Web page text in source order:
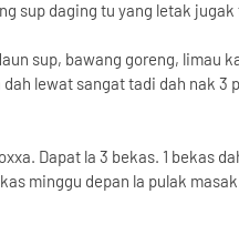
sup daging tu yang letak jugak
sup, bawang goreng, limau
lewat sangat tadi dah nak 3
Dapat la 3 bekas. 1 bekas
minggu depan la pulak